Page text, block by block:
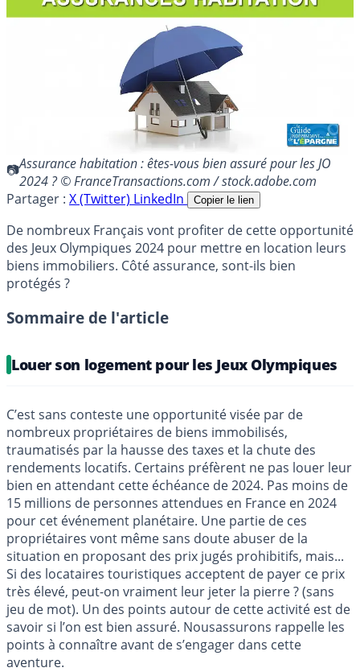
Assurance habitation : êtes-vous bien assuré pour les JO
2024 ? © FranceTransactions.com / stock.adobe.com
Partager : X (Twitter) LinkedIn Copier le lien
De nombreux Français vont profiter de cette opportunité
des Jeux Olympiques 2024 pour mettre en location leurs
biens immobiliers. Côté assurance, sont-ils bien
protégés ?
Sommaire de l'article
Louer son logement pour les Jeux Olympiques
C’est sans conteste une opportunité visée par de
nombreux propriétaires de biens immobilisés,
traumatisés par la hausse des taxes et la chute des
rendements locatifs. Certains préfèrent ne pas louer leur
bien en attendant cette échéance de 2024. Pas moins de
15 millions de personnes attendues en France en 2024
pour cet événement planétaire. Une partie de ces
propriétaires vont même sans doute abuser de la
situation en proposant des prix jugés prohibitifs, mais...
Si des locataires touristiques acceptent de payer ce prix
très élevé, peut-on vraiment leur jeter la pierre ? (sans
jeu de mot). Un des points autour de cette activité est de
savoir si l’on est bien assuré. Nousassurons rappelle les
points à connaître avant de s’engager dans cette
aventure.